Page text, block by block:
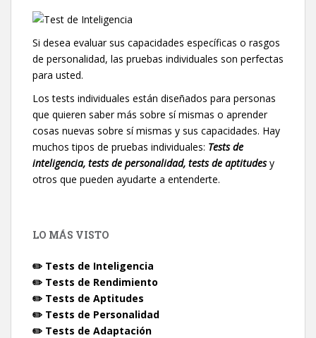
Si desea evaluar sus capacidades específicas o rasgos
de personalidad, las pruebas individuales son perfectas
para usted.
Los tests individuales están diseñados para personas
que quieren saber más sobre sí mismas o aprender
cosas nuevas sobre sí mismas y sus capacidades. Hay
muchos tipos de pruebas individuales: Tests de
inteligencia, tests de personalidad, tests de aptitudesy
otros que pueden ayudarte a entenderte.
LO MÁS VISTO
✏️ Tests de Inteligencia
✏️ Tests de Rendimiento
✏️ Tests de Aptitudes
✏️ Tests de Personalidad
✏️ Tests de Adaptación